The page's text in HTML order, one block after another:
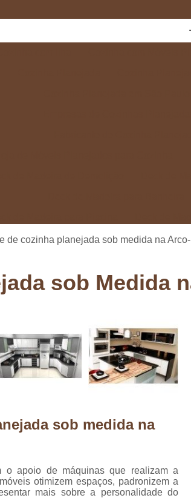
Deck de Madeira para Varanda
Deck de
Deck em Madeira Cumaru
Marcenaria com Móveis Planejados
Marcenaria de Personalização de
Marcenaria de Planejado para Residência
Marcenaria de Planejados para Quarto
Loja
Móveis Planejados em São
Móveis Planejados para Apartamento
de cozinha planejada sob medida na
sob Medida
sob medida na
o apoio de máquinas que realizam a
otimizem espaços, padronizem a
mais sobre a personalidade do